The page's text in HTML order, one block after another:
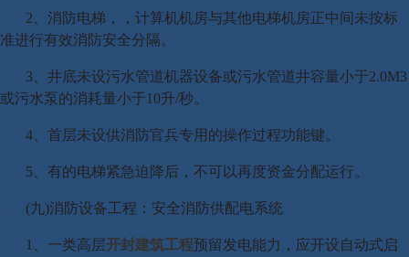
2、消防电梯，，计算机机房与其他电梯机房正中间未按标
准进行有效消防安全分隔。
3、井底未设污水管道机器设备或污水管道井容量小于2.0M3
或污水泵的消耗量小于10升/秒。
4、首层未设供消防官兵专用的操作过程功能键。
5、有的电梯紧急迫降后，不可以再度资金分配运行。
(九)消防设备工程：安全消防供配电系统
1、一类高层开封建筑工程预留发电能力，应开设自动式启